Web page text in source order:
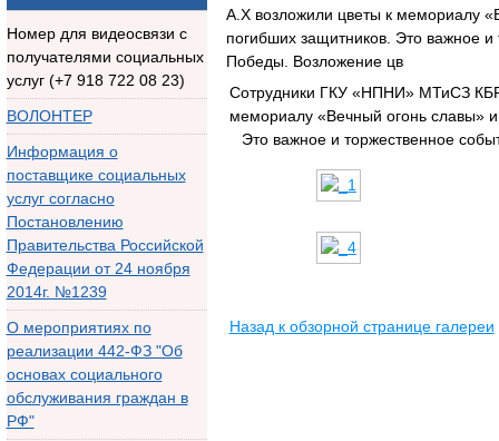
Номер для видеосвязи с
получателями социальных
услуг (+7 918 722 08 23)
ВОЛОНТЕР
Информация о
поставщике социальных
услуг согласно
Постановлению
Правительства Российской
Федерации от 24 ноября
2014г. №1239
О мероприятиях по
реализации 442-ФЗ "Об
основах социального
обслуживания граждан в
РФ"
А.Х возложили цветы к мемориалу
погибших защитников. Это важное
Победы. Возложение цв
Сотрудники ГКУ «НПНИ» МТиСЗ
мемориалу «Вечный огонь славы»
Это важное и торжественное
Назад к обзорной странице галереи